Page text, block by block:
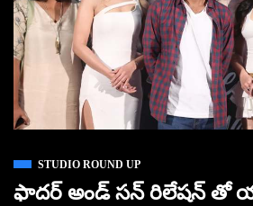
STUDIO ROUND UP
ఫాదర్ అండ్ సన్ రిలేషన్‌ తో